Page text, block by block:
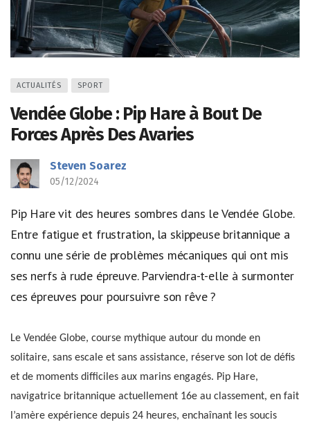
ACTUALITÉS SPORT
Vendée Globe : Pip Hare à Bout De
Forces Après Des Avaries
Steven Soarez
05/12/2024
Pip Hare vit des heures sombres dans le Vendée Globe.
Entre fatigue et frustration, la skippeuse britannique a
connu une série de problèmes mécaniques qui ont mis
ses nerfs à rude épreuve. Parviendra-t-elle à surmonter
ces épreuves pour poursuivre son rêve ?
Le Vendée Globe, course mythique autour du monde en
solitaire, sans escale et sans assistance, réserve son lot de défis
et de moments difficiles aux marins engagés. Pip Hare,
navigatrice britannique actuellement 16e au classement, en fait
l’amère expérience depuis 24 heures, enchaînant les soucis